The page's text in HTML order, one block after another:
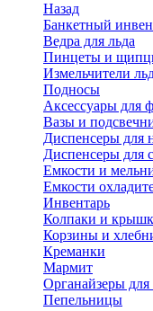
Назад
Банкетный
Ведра для льда
Пинцеты и
Измельчители
Подносы
Аксессуары для
Вазы и
Диспенсеры для
Диспенсеры для
Емкости и
Емкости
Инвентарь
Колпаки и
Корзины и
Креманки
Мармит
Органайзеры
Пепельницы